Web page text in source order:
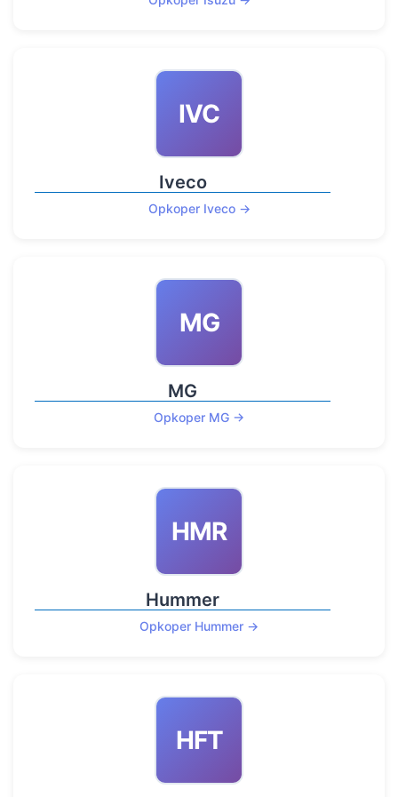
IVC
Iveco
Opkoper Iveco →
MG
MG
Opkoper MG →
HMR
Hummer
Opkoper Hummer →
HFT